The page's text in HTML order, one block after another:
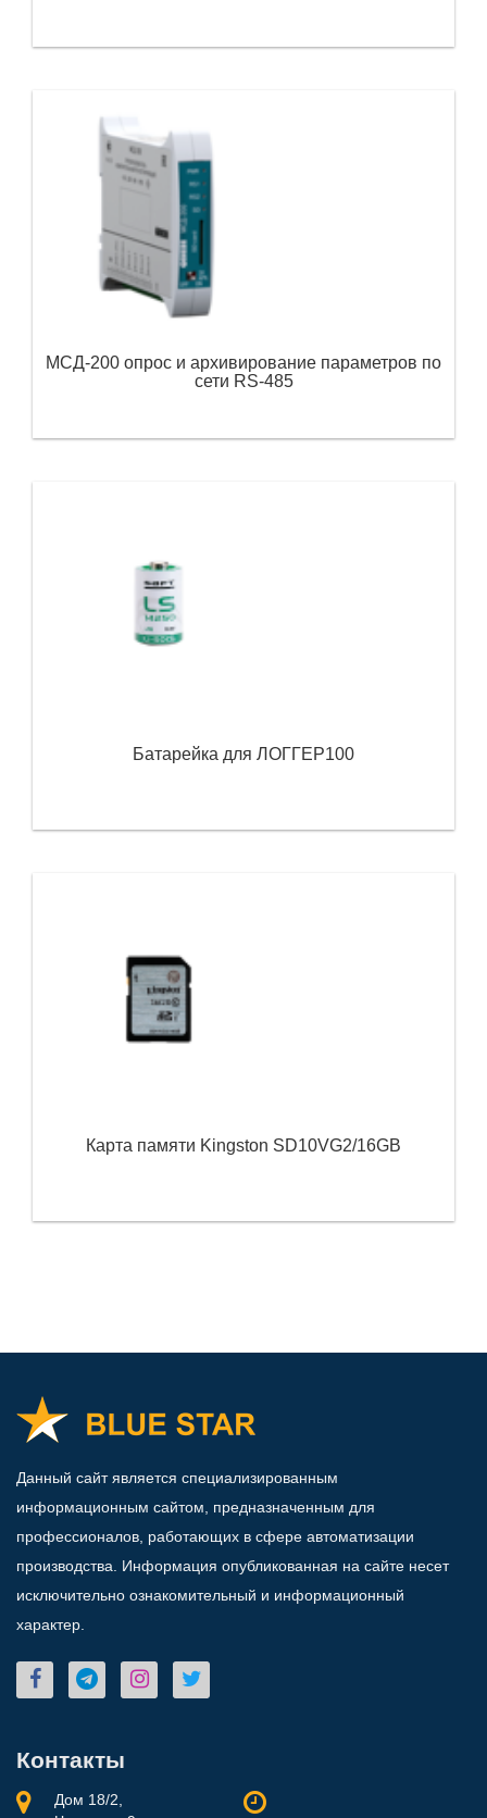
МСД-200 опрос и архивирование параметров по
сети RS-485
Батарейка для ЛОГГЕР100
Карта памяти Kingston SD10VG2/16GB
Данный сайт является специализированным
информационным сайтом, предназначенным для
профессионалов, работающих в сфере автоматизации
производства. Информация опубликованная на сайте несет
исключительно ознакомительный и информационный
характер.
Контакты
Дом 18/2,